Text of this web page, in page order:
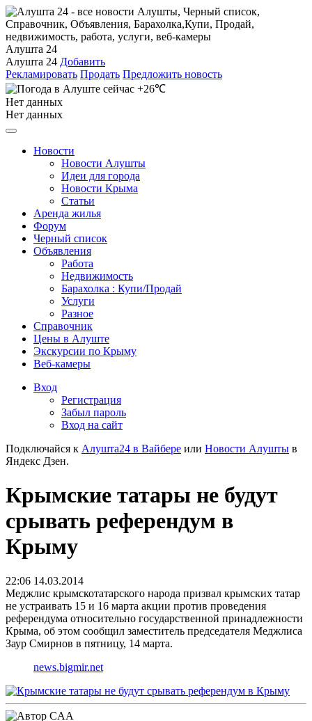
Алушта 24
Алушта 24 Добавить
Рекламировать Продать Предложить новость
+26℃
Нет данных
Нет данных
Новости
Новости Алушты
Идеи для города
Новости Крыма
Статьи
Аренда жилья
Форум
Черный список
Объявления
Работа
Недвижимость
Барахолка : Купи/Продай
Услуги
Разное
Справочник
Цены в Алуште
Экскурсии по Крыму
Веб-камеры
Вход
Регистрация
Забыл пароль
Вход на сайт
Подключайся к Алушта24 в Вайбере или Новости Алушты в
Яндекс Дзен.
Крымские татары не будут
срывать референдум в
Крыму
22:06 14.03.2014
Меджлис крымскотатарского народа призвал крымских татар
не устраивать 15 и 16 марта акции против проведения
референдума относительно государственной принадлежности
Крыма, об этом сообщил заместитель председателя Меджлиса
Заур Смирнов в пятницу, 14 марта.
news.bigmir.net